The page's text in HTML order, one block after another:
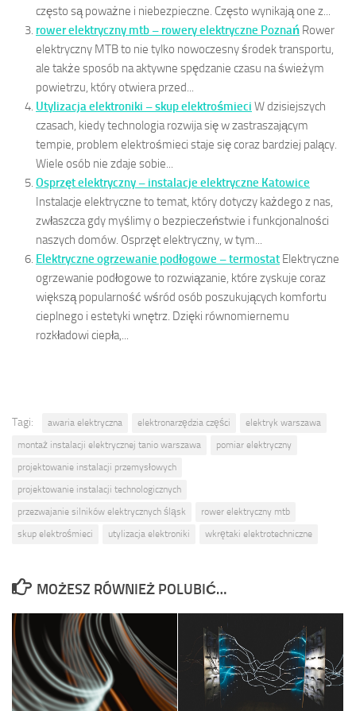
często są poważne i niebezpieczne. Często wynikają one z...
rower elektryczny mtb – rowery elektryczne Poznań Rower
elektryczny MTB to nie tylko nowoczesny środek transportu,
ale także sposób na aktywne spędzanie czasu na świeżym
powietrzu, który otwiera przed...
Utylizacja elektroniki – skup elektrośmieci W dzisiejszych
czasach, kiedy technologia rozwija się w zastraszającym
tempie, problem elektrośmieci staje się coraz bardziej palący.
Wiele osób nie zdaje sobie...
Osprzęt elektryczny – instalacje elektryczne Katowice
Instalacje elektryczne to temat, który dotyczy każdego z nas,
zwłaszcza gdy myślimy o bezpieczeństwie i funkcjonalności
naszych domów. Osprzęt elektryczny, w tym...
Elektryczne ogrzewanie podłogowe – termostat Elektryczne
ogrzewanie podłogowe to rozwiązanie, które zyskuje coraz
większą popularność wśród osób poszukujących komfortu
cieplnego i estetyki wnętrz. Dzięki równomiernemu
rozkładowi ciepła,...
Tagi: awaria elektryczna elektronarzędzia części
elektryk warszawa
montaż instalacji elektrycznej tanio warszawa
pomiar elektryczny
projektowanie instalacji przemysłowych
projektowanie instalacji technologicznych
przezwajanie silników elektrycznych śląsk
rower elektryczny mtb
skup elektrośmieci
utylizacja elektroniki wkrętaki elektrotechniczne
MOŻESZ RÓWNIEŻ POLUBIĆ…